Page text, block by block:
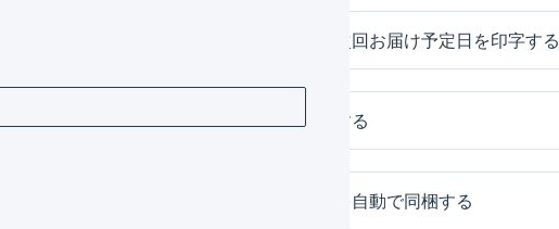
納品書に定期購入お届け回数や、定期購入次回お届け予定日を印字する
購入金額に応じてノベルティを自動で追加する
特定商品の購入時に、ノベルティやチラシを自動で同梱する